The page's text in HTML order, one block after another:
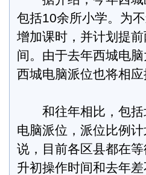
包括10余所小学。为
增加课时，并计划提
间。由于去年西城电
西城电脑派位也将相应
和往年相比，包括
电脑派位，派位比例
说，目前各区县都在
升初操作时间和去年